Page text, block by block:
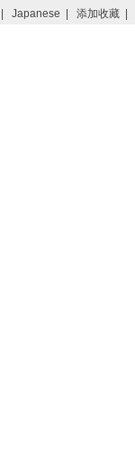
Japanese 添加收藏